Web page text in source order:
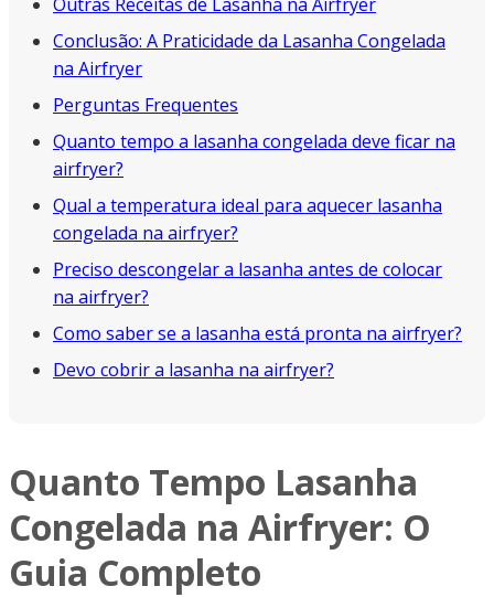
Conclusão: A Praticidade da Lasanha Congelada
na Airfryer
Perguntas Frequentes
Quanto tempo a lasanha congelada deve ficar na
airfryer?
Qual a temperatura ideal para aquecer lasanha
congelada na airfryer?
Preciso descongelar a lasanha antes de colocar
na airfryer?
Como saber se a lasanha está pronta na airfryer?
Devo cobrir a lasanha na airfryer?
Quanto Tempo Lasanha
Congelada na Airfryer: O
Guia Completo